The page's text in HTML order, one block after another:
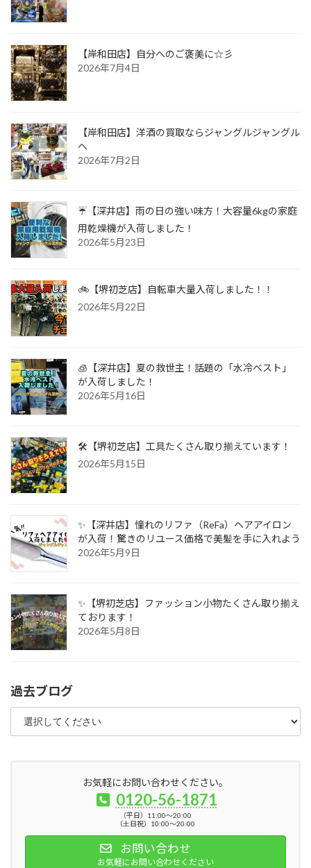
【岸和田店】自分へのご褒美に☆彡
2026年7月4日
【岸和田店】洋酒の買取ならジャングルジャングル
へ
2026年7月2日
☔【深井店】雨の日の強い味方！大容量6kgの家庭
用乾燥機が入荷しました！
2026年5月23日
🚲【堺初芝店】自転車大量入荷しました！！
2026年5月22日
🧊【深井店】夏の救世主！話題の「水冷ベスト」
が入荷しました！
2026年5月16日
🛠️【堺初芝店】工具たくさん取り揃えています！
2026年5月15日
✨【深井店】憧れのリファ（ReFa）ヘアアイロン
が入荷！驚きのリユース価格で美髪を手に入れよう
2026年5月9日
✨【堺初芝店】ファッション小物たくさん取り揃え
ております！
2026年5月8日
過去ブログ
お気軽にお問い合わせください。
0120-56-1871
（平日）11:00～20:00
（土日祝）10:00～20:00
お問い合わせ
お気軽にお問い合わせください